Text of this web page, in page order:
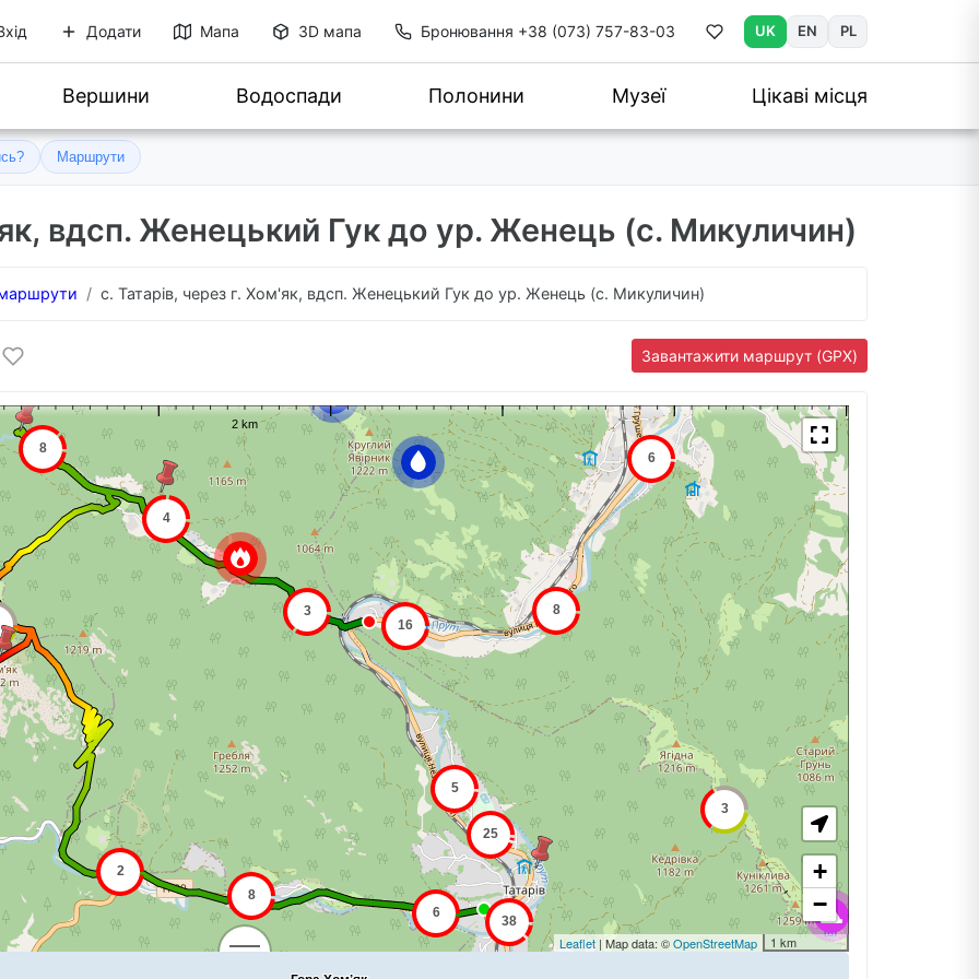
Додати Мапа 3D мапа Бронювання +38 (073) 757-83-03 UK EN PL
Вершини Водоспади Полонини Музеї Цікаві місця
Маршрути
вдсп. Женецький Гук до ур. Женець (с. Микуличин)
маршрути с. Татарів, через г. Хом'як, вдсп. Женецький Гук до ур. Женець (с. Микуличин)
Завантажити маршрут (GPX)
+
−
1 km
Leaflet| Map data: ©OpenStreetMap